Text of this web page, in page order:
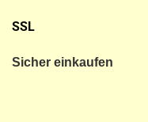
SSL
Sicher einkaufen